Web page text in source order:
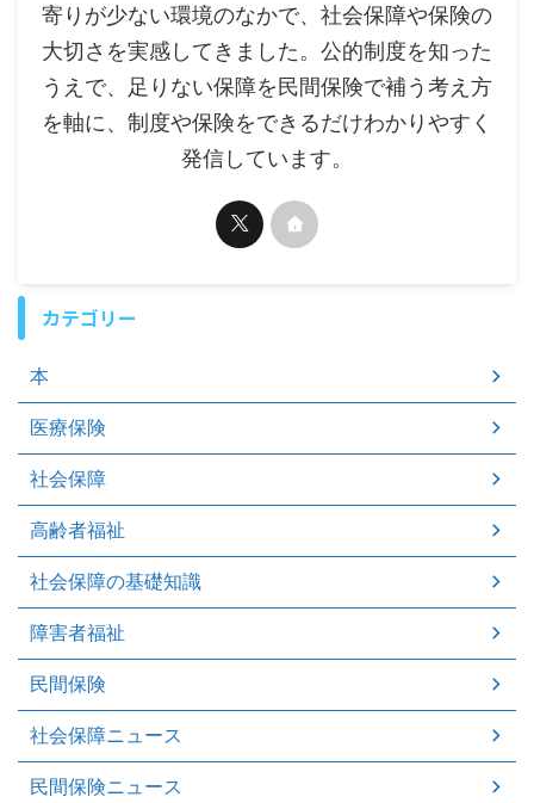
寄りが少ない環境のなかで、社会保障や保険の
大切さを実感してきました。公的制度を知った
うえで、足りない保障を民間保険で補う考え方
を軸に、制度や保険をできるだけわかりやすく
発信しています。
カテゴリー
本
医療保険
社会保障
高齢者福祉
社会保障の基礎知識
障害者福祉
民間保険
社会保障ニュース
民間保険ニュース